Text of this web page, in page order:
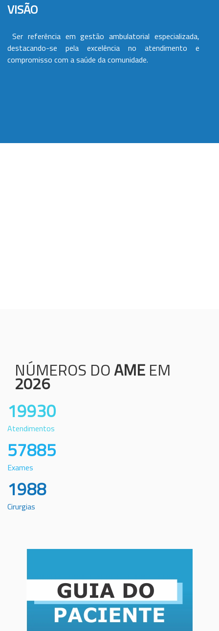
VISÃO
Ser referência em gestão ambulatorial especializada,
destacando-se pela excelência no atendimento e
compromisso com a saúde da comunidade.
NÚMEROS DOAME EM
2026
19930
Atendimentos
57885
Exames
1988
Cirurgias